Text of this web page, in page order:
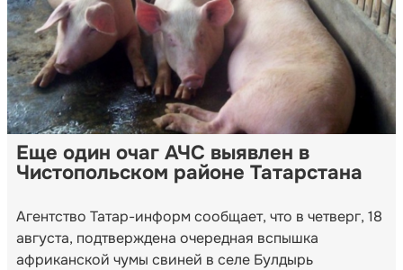
Еще один очаг АЧС выявлен в
Чистопольском районе Татарстана
Агентство Татар-информ сообщает, что в четверг, 18
августа, подтверждена очередная вспышка
африканской чумы свиней в селе Булдырь